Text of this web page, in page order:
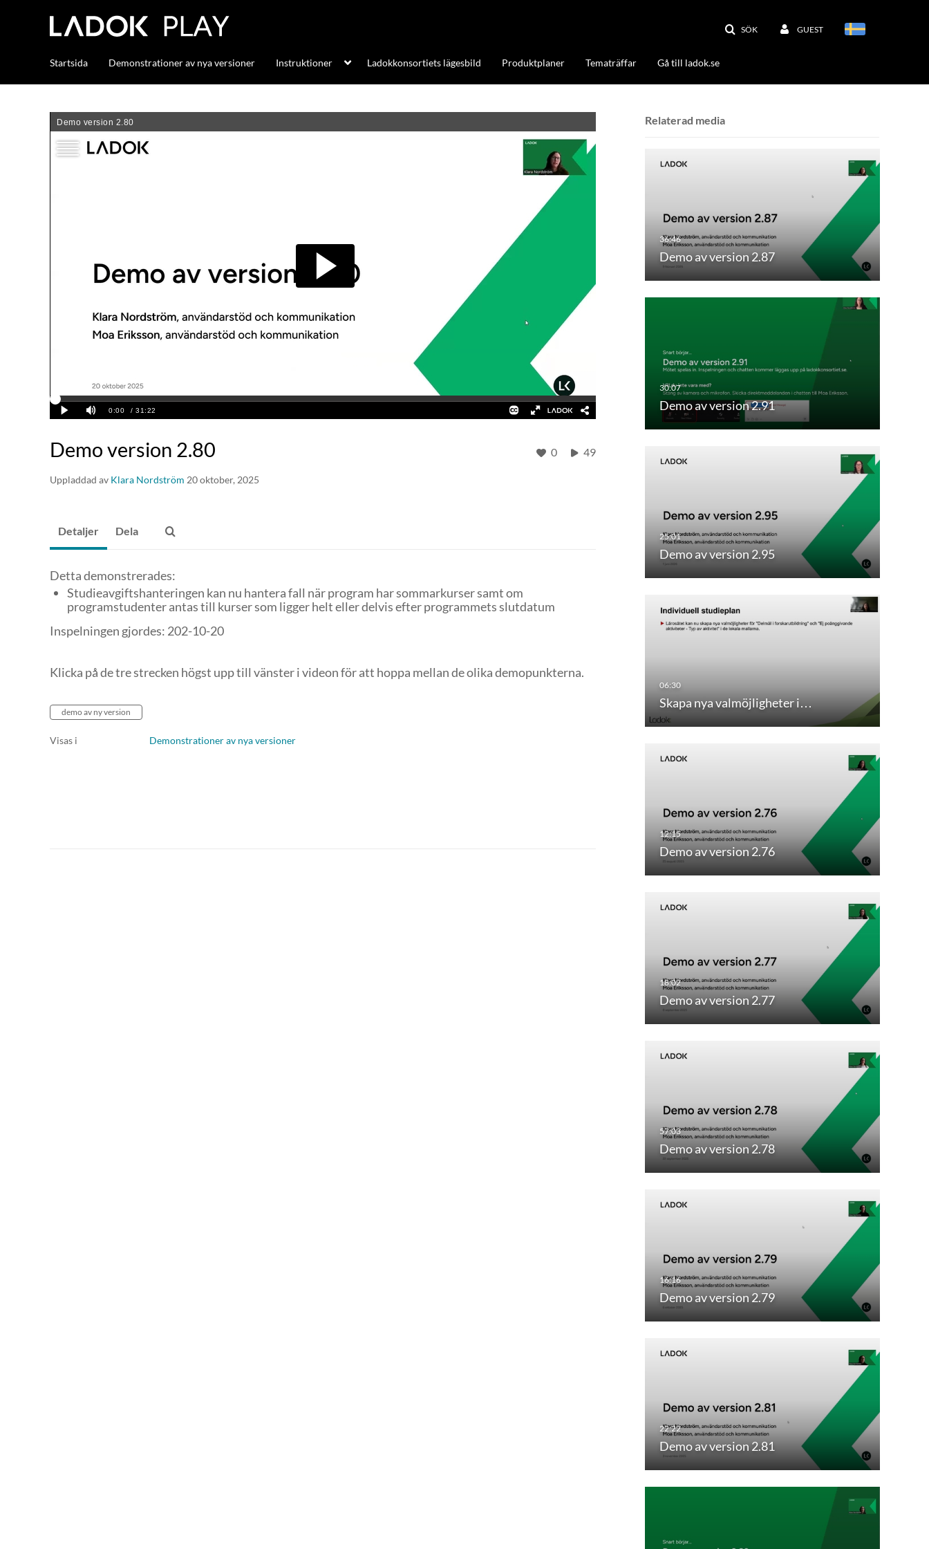
SÖK GUEST
Startsida Demonstrationer av nya versioner Instruktioner Ladokkonsortiets lägesbild Produktplaner Tematräffar Gå till ladok.se
Demo version 2.80
Uppladdad av Klara Nordström 20 oktober, 2025
0 49
Relaterad media
Demo av version 2.87
Demo av version 2.91
Demo av version 2.95
Skapa nya valmöjligheter i…
Demo av version 2.76
Demo av version 2.77
Demo av version 2.78
Demo av version 2.79
Demo av version 2.81
Detaljer Dela
Detta demonstrerades:
Studieavgiftshanteringen kan nu hantera fall när program har sommarkurser samt om
programstudenter antas till kurser som ligger helt eller delvis efter programmets slutdatum
Inspelningen gjordes: 202-10-20
Klicka på de tre strecken högst upp till vänster i videon för att hoppa mellan de olika demopunkterna.
demo av ny version
Visas i Demonstrationer av nya versioner